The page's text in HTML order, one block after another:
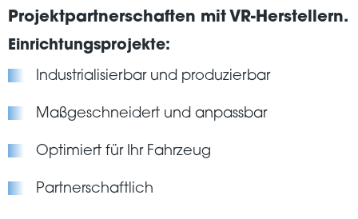
Projektpartnerschaften mit VR-Herstellern.
Einrichtungsprojekte:
Industrialisierbar und produzierbar
Maßgeschneidert und anpassbar
Optimiert für Ihr Fahrzeug
Partnerschaftlich